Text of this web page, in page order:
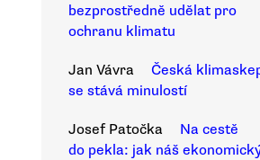
bezprostředně udělat pro
ochranu klimatu
Jan Vávra
Česká
se stává minulostí
Josef Patočka
Na cestě
do pekla: jak náš